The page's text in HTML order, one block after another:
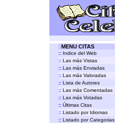
MENU CITAS
:: Indice del Web
:: Las más Vistas
:: Las más Enviadas
:: Las más Valoradas
:: Lista de Autores
:: Las más Comentadas
:: Las más Votadas
:: Últimas Citas
:: Listado por Idiomas
:: Listado por Categorias